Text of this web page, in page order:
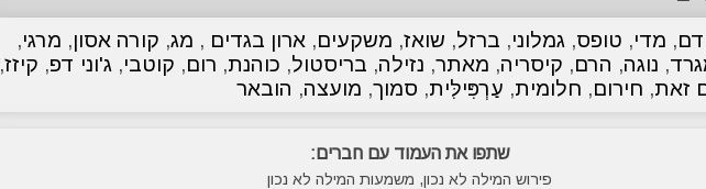
, מדי, טופס, גמלוני, ברזל, שואז, משקעים, ארון בגדים , מג, קורה אסון, מרגי,
, נוגה, הרם, קיסריה, מאתר, נזילה, בריסטול, כוהנת, רום, קוטבי, ג'וני דפ, קיזז,
זאת, חירום, חלומית, עַרְפִּילִּית, סמוך, מועצה, הובאר
שתפו את העמוד עם חברים:
פירוש המילה לא נכון, משמעות המילה לא נכון